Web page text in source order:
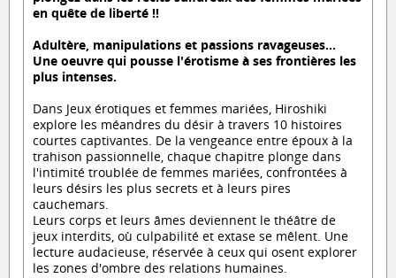
en quête de liberté !!
Adultère, manipulations et passions ravageuses...
Une oeuvre qui pousse l'érotisme à ses frontières les
plus intenses.
Dans Jeux érotiques et femmes mariées, Hiroshiki
explore les méandres du désir à travers 10 histoires
courtes captivantes. De la vengeance entre époux à la
trahison passionnelle, chaque chapitre plonge dans
l'intimité troublée de femmes mariées, confrontées à
leurs désirs les plus secrets et à leurs pires
cauchemars.
Leurs corps et leurs âmes deviennent le théâtre de
jeux interdits, où culpabilité et extase se mêlent. Une
lecture audacieuse, réservée à ceux qui osent explorer
les zones d'ombre des relations humaines.